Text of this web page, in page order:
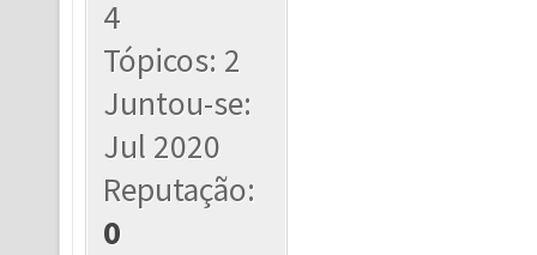
4
Tópicos: 2
Juntou-se:
Jul 2020
Reputação:
0